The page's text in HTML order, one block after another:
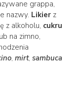
grappa,
nazwy. Likierz
z alkoholu, cukru
na zimno,
, mirt, sambuca